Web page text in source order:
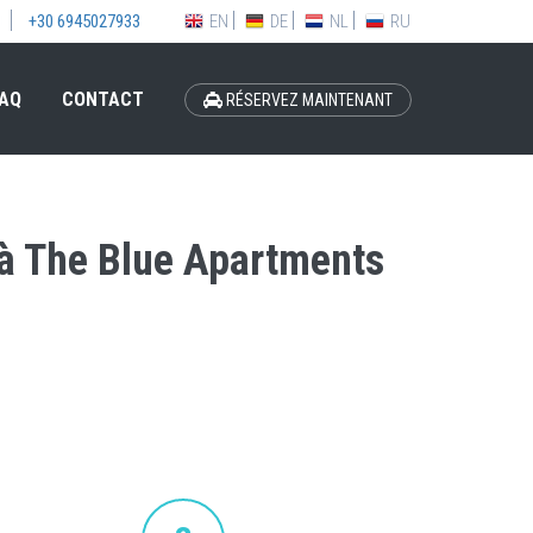
+30 6945027933 EN DE NL RU
CONTACT RÉSERVEZ MAINTENANT
The Blue Apartments